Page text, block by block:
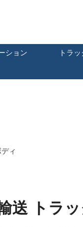
ション トラ
ィ
送 トラ